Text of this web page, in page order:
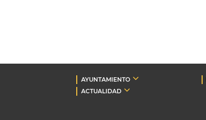
AYUNTAMIENTO
ACTUALIDAD